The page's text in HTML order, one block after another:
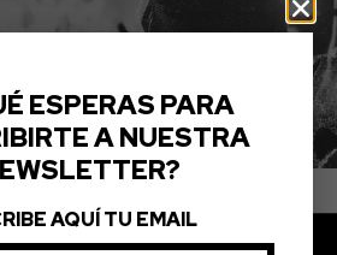
ESPERAS PARA
A NUESTRA
AQUÍ TU EMAIL